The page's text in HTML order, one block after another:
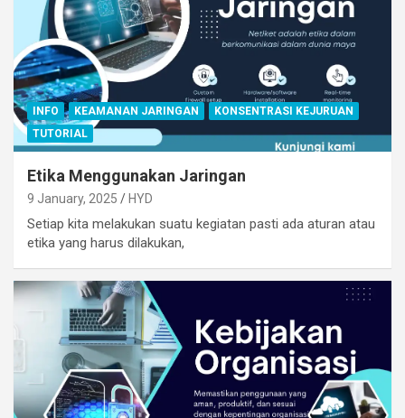
INFO KEAMANAN JARINGAN
KONSENTRASI KEJURUAN
TUTORIAL
Etika Menggunakan Jaringan
9 January, 2025 HYD
Setiap kita melakukan suatu kegiatan pasti ada aturan atau
etika yang harus dilakukan,